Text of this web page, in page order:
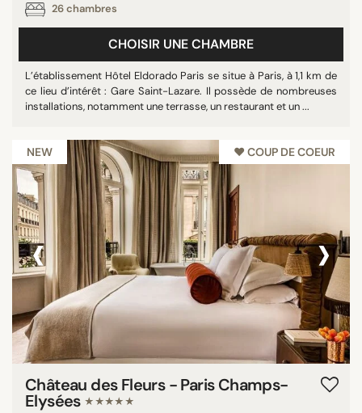
26 chambres
CHOISIR UNE CHAMBRE
L’établissement Hôtel Eldorado Paris se situe à Paris, à 1,1 km de
ce lieu d’intérêt : Gare Saint-Lazare. Il possède de nombreuses
installations, notamment une terrasse, un restaurant et un ...
NEW ♥︎ COUP DE COEUR
‹ ›
Château des Fleurs - Paris Champs-
Elysées ★★★★★